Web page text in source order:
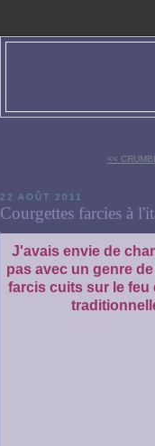
<<
22 AOÛT 2011
Courgettes farcies à
J'avais envie de
pas avec un genre
farcis cuits sur le feu